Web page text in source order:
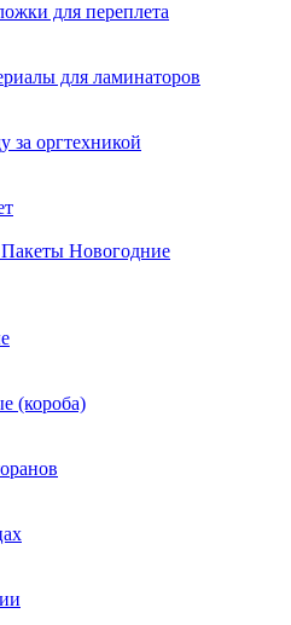
для переплета
для ламинаторов
за оргтехникой
Пакеты Новогодние
(короба)